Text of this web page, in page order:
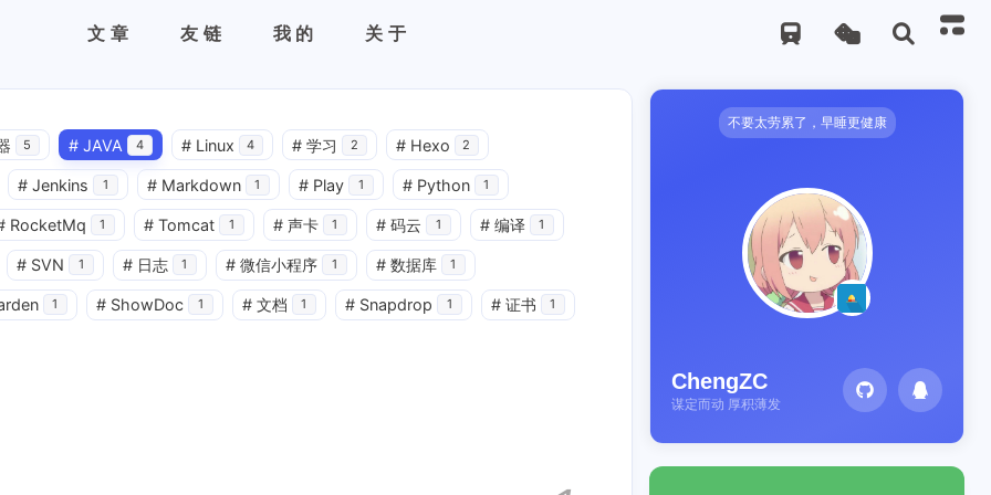
文章 友链 我的 关于
5 # JAVA 4 # Linux 4 # 学习 2 # Hexo 2
# Jenkins 1 # Markdown 1 # Play 1 # Python 1
RocketMq 1 # Tomcat 1 # 声卡 1 # 码云 1 # 编译 1
# SVN 1 # 日志 1 # 微信小程序 1 # 数据库 1
1 # ShowDoc 1 # 文档 1 # Snapdrop 1 # 证书 1
不要太劳累了，早睡更健康
ChengZC
谋定而动 厚积薄发